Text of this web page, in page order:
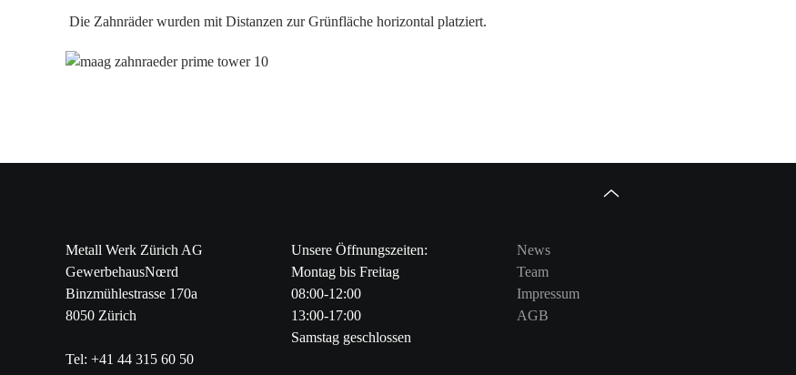
Die Zahnräder wurden mit Distanzen zur Grünfläche horizontal platziert.
Metall Werk Zürich AG
GewerbehausNœrd
Binzmühlestrasse 170a
8050 Zürich
Tel: +41 44 315 60 50
Unsere Öffnungszeiten:
Montag bis Freitag
08:00-12:00
13:00-17:00
Samstag geschlossen
News
Team
Impressum
AGB